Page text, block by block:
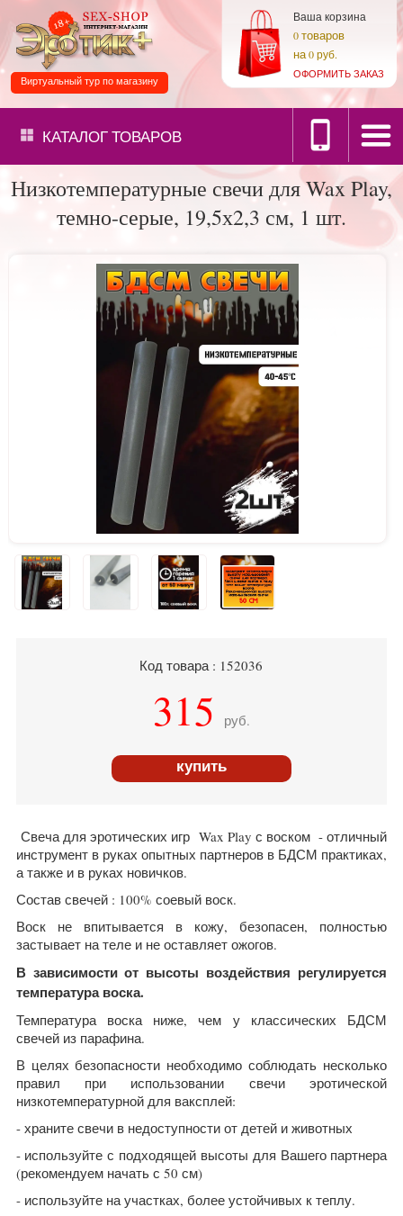
Ваша корзина
0товаров
на0 руб.
ОФОРМИТЬ ЗАКАЗ
Виртуальный тур по магазину
КАТАЛОГТОВАРОВ
Низкотемпературные свечи для Wax Play,
темно-серые, 19,5х2,3 см, 1 шт.
Код товара : 152036
315 руб.
купить
Свеча для эротических игр Wax Play с воском - отличный
инструмент в руках опытных партнеров в БДСМ практиках,
а также и в руках новичков.
Состав свечей : 100% соевый воск.
Воск не впитывается в кожу, безопасен, полностью
застывает на теле и не оставляет ожогов.
В зависимости от высоты воздействия регулируется
температура воска.
Температура воска ниже, чем у классических БДСМ
свечей из парафина.
В целях безопасности необходимо соблюдать несколько
правил при использовании свечи эротической
низкотемпературной для ваксплей:
- храните свечи в недоступности от детей и животных
- используйте с подходящей высоты для Вашего партнера
(рекомендуем начать с 50 см)
- используйте на участках, более устойчивых к теплу.